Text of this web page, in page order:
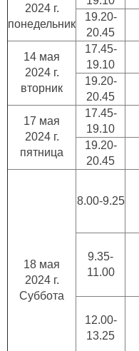
2024 г.
понедельник
19.20-
20.45
14 мая
2024 г.
вторник
17.45-
19.10
19.20-
20.45
17 мая
2024 г.
пятница
17.45-
19.10
19.20-
20.45
18 мая
2024 г.
Суббота
8.00-9.25
9.35-
11.00
12.00-
13.25